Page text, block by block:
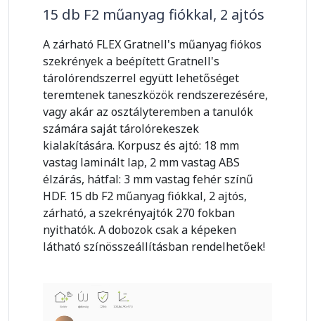
15 db F2 műanyag fiókkal, 2 ajtós
A zárható FLEX Gratnell's műanyag fiókos
szekrények a beépített Gratnell's
tárolórendszerrel együtt lehetőséget
teremtenek taneszközök rendszerezésére,
vagy akár az osztályteremben a tanulók
számára saját tárolórekeszek
kialakítására. Korpusz és ajtó: 18 mm
vastag laminált lap, 2 mm vastag ABS
élzárás, hátfal: 3 mm vastag fehér színű
HDF. 15 db F2 műanyag fiókkal, 2 ajtós,
zárható, a szekrényajtók 270 fokban
nyithatók. A dobozok csak a képeken
látható színösszeállításban rendelhetőek!